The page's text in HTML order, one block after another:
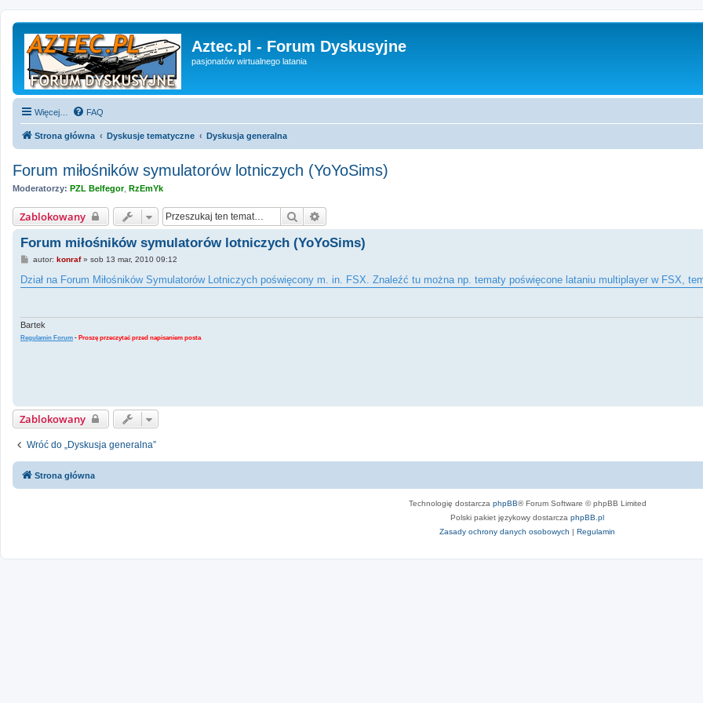
Aztec.pl - Forum Dyskusyjne
pasjonatów wirtualnego latania
Więcej… FAQ
Strona główna Dyskusje tematyczne Dyskusja generalna
Forum miłośników symulatorów lotniczych (YoYoSims)
Moderatorzy: PZL Belfegor, RzEmYk
Zablokowany Szukaj
Forum miłośników symulatorów lotniczych (YoYoSims)
P
s
t
autor: konraf» sob 13 mar, 2010 09:12
Dział na Forum Miłośników Symulatorów Lotniczych poświęcony m. in. FSX. Znaleźć tu można np. tematy poświęcone lataniu multiplayer w FSX,
Bartek
Regulamin Forum - Proszę przeczytać przed napisaniem posta
Zablokowany
Wróć do „Dyskusja generalna”
Strona główna
Technologię dostarcza phpBB® Forum Software © phpBB Limited
Polski pakiet językowy dostarcza phpBB.pl
Zasady ochrony danych osobowych | Regulamin